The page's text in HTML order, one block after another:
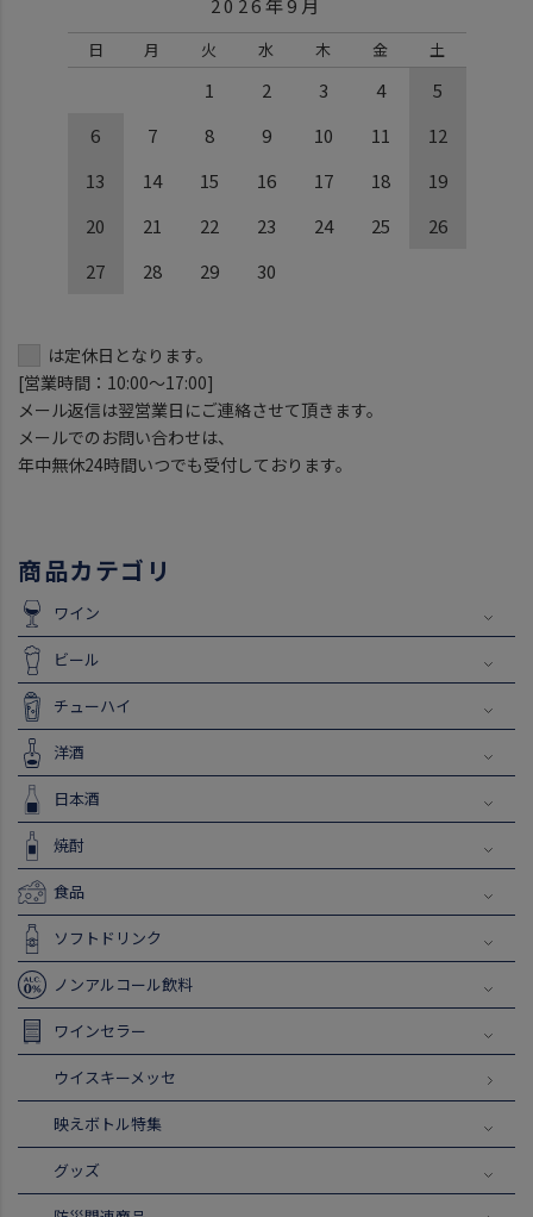
2026年9月
日 月 火 水 木 金 土
1 2 3 4
5
6
7 8 9 10 11
12
13
14 15 16 17 18
19
20
21 22 23 24 25
26
27
28 29 30
は定休日となります。
[営業時間：10:00～17:00]
メール返信は翌営業日にご連絡させて頂きます。
メールでのお問い合わせは、
年中無休24時間いつでも受付しております。
商品カテゴリ
ワイン
ビール
チューハイ
洋酒
日本酒
焼酎
食品
ソフトドリンク
ノンアルコール飲料
ワインセラー
ウイスキーメッセ
映えボトル特集
グッズ